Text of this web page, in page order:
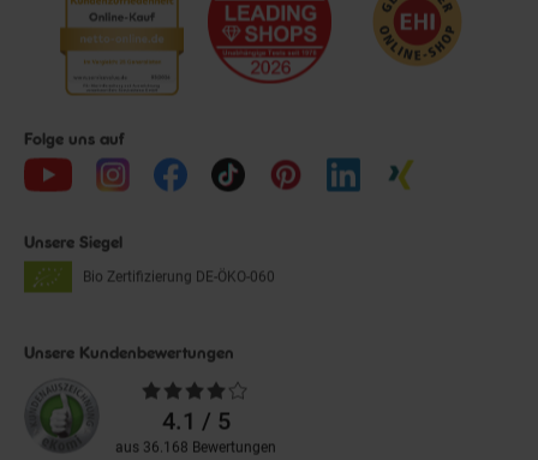
Folge uns auf
Unsere Siegel
Bio Zertifizierung DE-ÖKO-060
Unsere Kundenbewertungen
Durchschnittliche
Bewertungen4.1 / 5
aus 36.168 Bewertungen